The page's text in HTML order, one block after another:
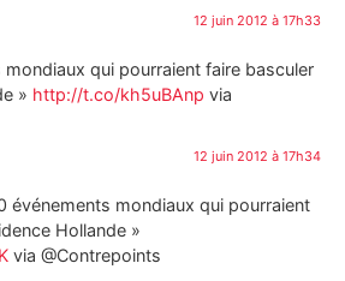
12 juin 2012 à 17h33
mondiaux qui pourraient faire basculer
» http://t.co/kh5uBAnp via
12 juin 2012 à 17h34
événements mondiaux qui pourraient
Hollande »
via @Contrepoints